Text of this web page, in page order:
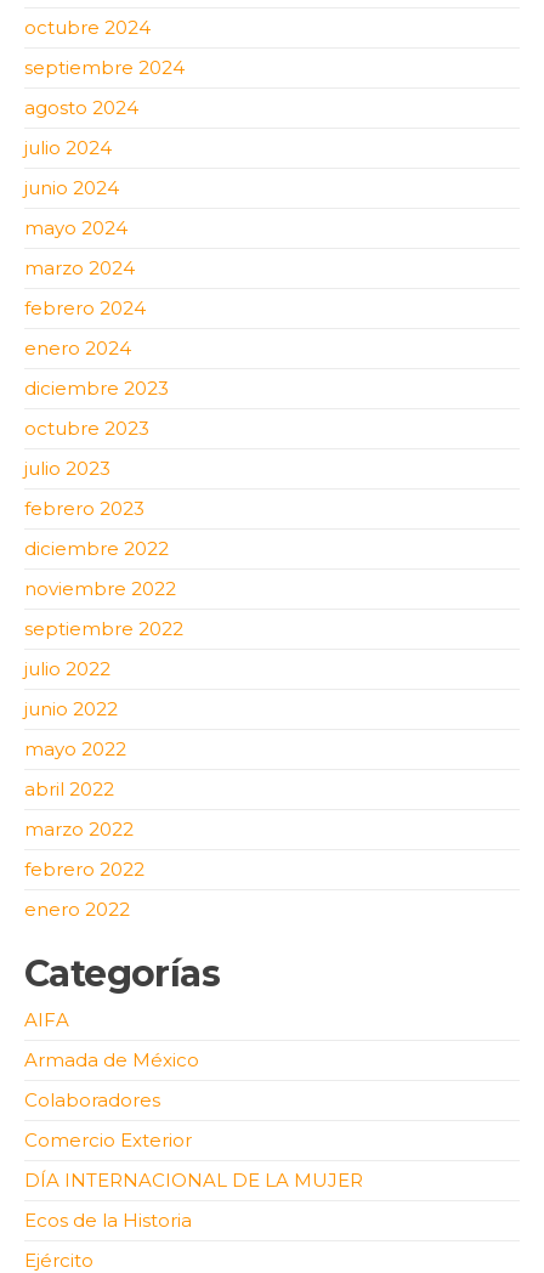
octubre 2024
septiembre 2024
agosto 2024
julio 2024
junio 2024
mayo 2024
marzo 2024
febrero 2024
enero 2024
diciembre 2023
octubre 2023
julio 2023
febrero 2023
diciembre 2022
noviembre 2022
septiembre 2022
julio 2022
junio 2022
mayo 2022
abril 2022
marzo 2022
febrero 2022
enero 2022
Categorías
AIFA
Armada de México
Colaboradores
Comercio Exterior
DÍA INTERNACIONAL DE LA MUJER
Ecos de la Historia
Ejército